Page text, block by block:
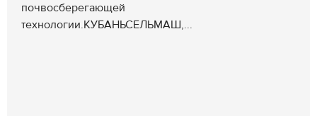
почвосберегающей
технологии.КУБАНЬСЕЛЬМАШ,...